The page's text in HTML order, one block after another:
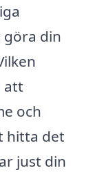
din
att
och
hitta det
just din